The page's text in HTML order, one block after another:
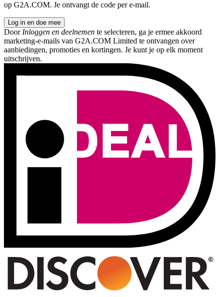
op G2A.COM. Je ontvangt de code per e-mail.
Log in en doe mee
Door Inloggen en deelnemen te selecteren, ga je ermee akkoord
marketing-e-mails van G2A.COM Limited te ontvangen over
aanbiedingen, promoties en kortingen. Je kunt je op elk moment
uitschrijven.